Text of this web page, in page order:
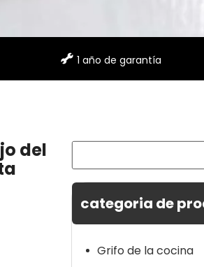
 1 año de garantía
del
categoria de
Grifo de la cocina